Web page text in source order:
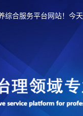
综合服务平台网站！今